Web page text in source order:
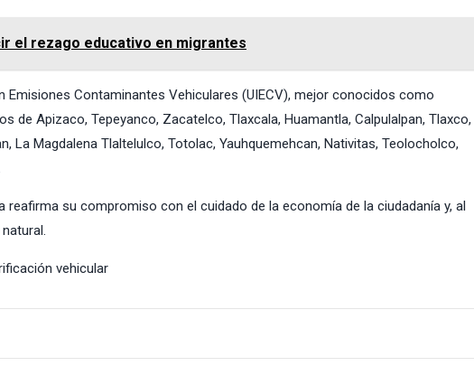
el rezago educativo en migrantes
Emisiones Contaminantes Vehiculares (UIECV), mejor conocidos como
de Apizaco, Tepeyanco, Zacatelco, Tlaxcala, Huamantla, Calpulalpan, Tlaxco,
La Magdalena Tlaltelulco, Totolac, Yauhquemehcan, Nativitas, Teolocholco,
su compromiso con el cuidado de la economía de la ciudadanía y, al
vehicular